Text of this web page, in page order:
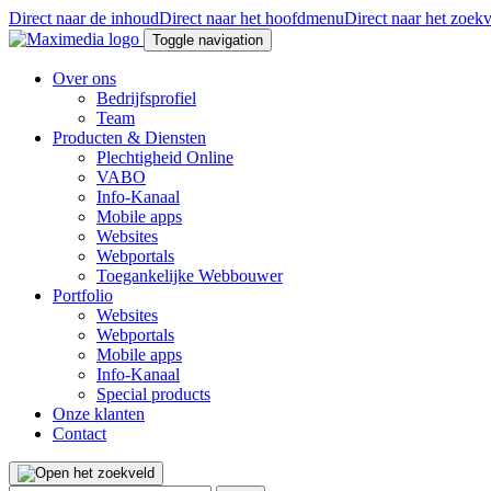
Direct naar de inhoudDirect naar het hoofdmenuDirect naar het
Toggle navigation
Over ons
Bedrijfsprofiel
Team
Producten & Diensten
Plechtigheid Online
VABO
Info-Kanaal
Mobile apps
Websites
Webportals
Toegankelijke Webbouwer
Portfolio
Websites
Webportals
Mobile apps
Info-Kanaal
Special products
Onze klanten
Contact